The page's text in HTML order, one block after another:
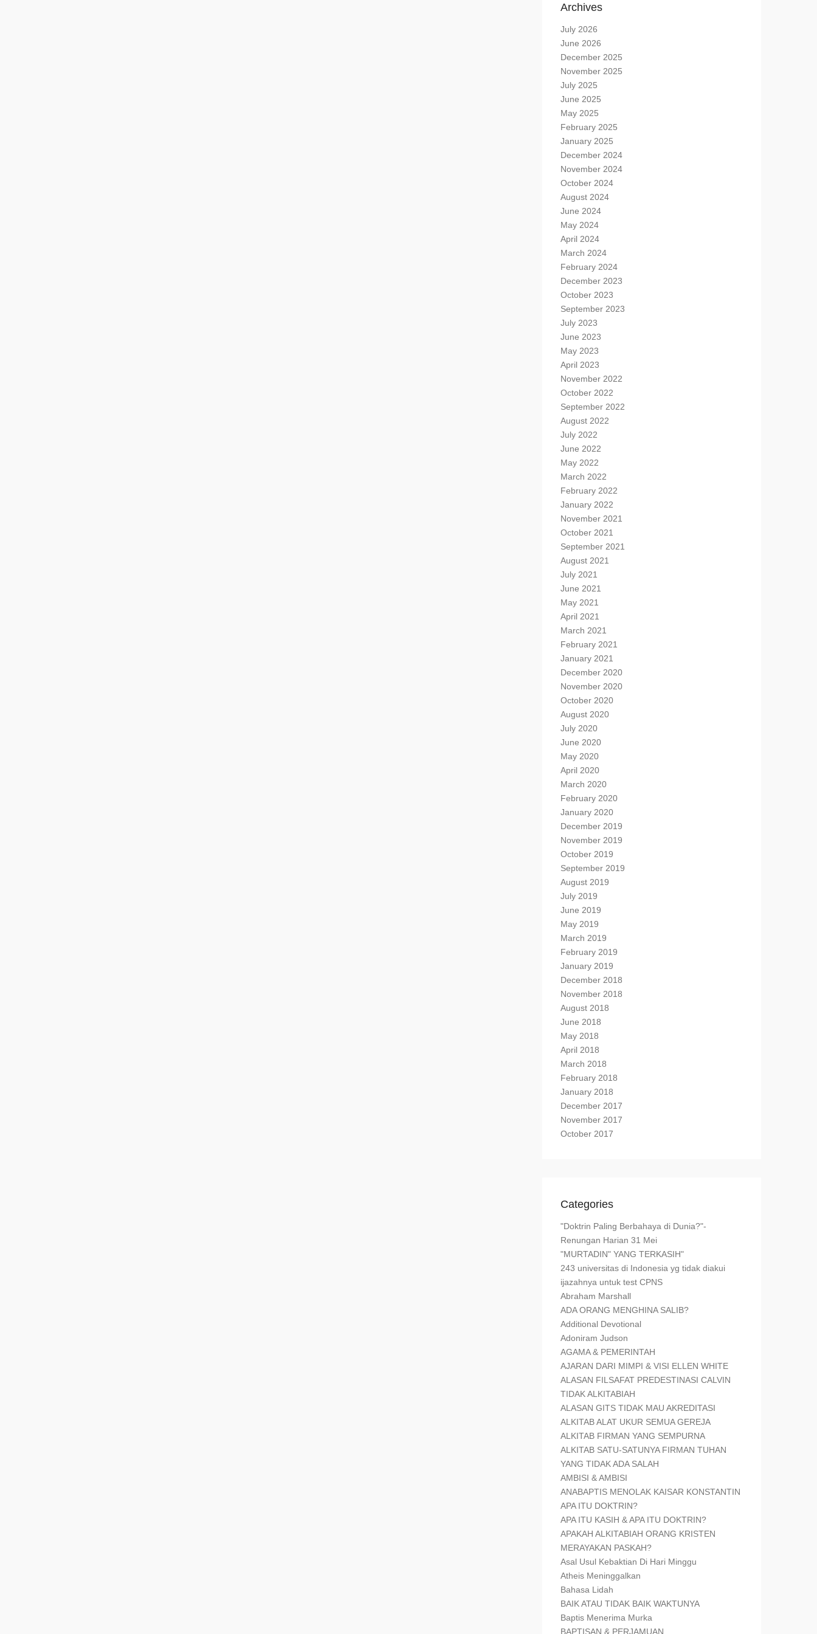
Archives
July 2026
June 2026
December 2025
November 2025
July 2025
June 2025
May 2025
February 2025
January 2025
December 2024
November 2024
October 2024
August 2024
June 2024
May 2024
April 2024
March 2024
February 2024
December 2023
October 2023
September 2023
July 2023
June 2023
May 2023
April 2023
November 2022
October 2022
September 2022
August 2022
July 2022
June 2022
May 2022
March 2022
February 2022
January 2022
November 2021
October 2021
September 2021
August 2021
July 2021
June 2021
May 2021
April 2021
March 2021
February 2021
January 2021
December 2020
November 2020
October 2020
August 2020
July 2020
June 2020
May 2020
April 2020
March 2020
February 2020
January 2020
December 2019
November 2019
October 2019
September 2019
August 2019
July 2019
June 2019
May 2019
March 2019
February 2019
January 2019
December 2018
November 2018
August 2018
June 2018
May 2018
April 2018
March 2018
February 2018
January 2018
December 2017
November 2017
October 2017
Categories
"Doktrin Paling Berbahaya di Dunia?"-
Renungan Harian 31 Mei
"MURTADIN" YANG TERKASIH"
243 universitas di Indonesia yg tidak diakui
ijazahnya untuk test CPNS
Abraham Marshall
ADA ORANG MENGHINA SALIB?
Additional Devotional
Adoniram Judson
AGAMA & PEMERINTAH
AJARAN DARI MIMPI & VISI ELLEN WHITE
ALASAN FILSAFAT PREDESTINASI CALVIN
TIDAK ALKITABIAH
ALASAN GITS TIDAK MAU AKREDITASI
ALKITAB ALAT UKUR SEMUA GEREJA
ALKITAB FIRMAN YANG SEMPURNA
ALKITAB SATU-SATUNYA FIRMAN TUHAN
YANG TIDAK ADA SALAH
AMBISI & AMBISI
ANABAPTIS MENOLAK KAISAR KONSTANTIN
APA ITU DOKTRIN?
APA ITU KASIH & APA ITU DOKTRIN?
APAKAH ALKITABIAH ORANG KRISTEN
MERAYAKAN PASKAH?
Asal Usul Kebaktian Di Hari Minggu
Atheis Meninggalkan
Bahasa Lidah
BAIK ATAU TIDAK BAIK WAKTUNYA
Baptis Menerima Murka
BAPTISAN & PERJAMUAN